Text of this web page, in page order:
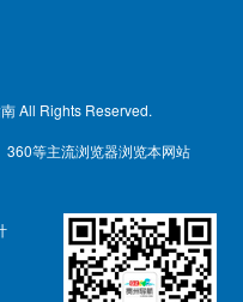
All Rights Reserved.
等主流浏览器浏览本网站